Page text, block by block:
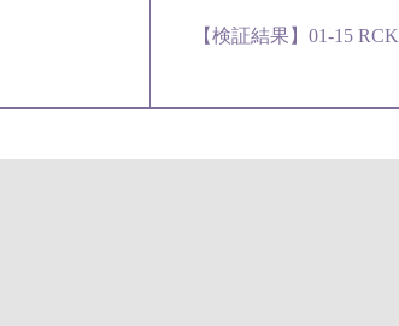
【検証結果】01-15